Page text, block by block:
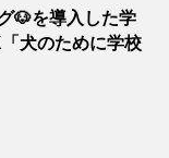
🐶を導入した学
犬のために学校